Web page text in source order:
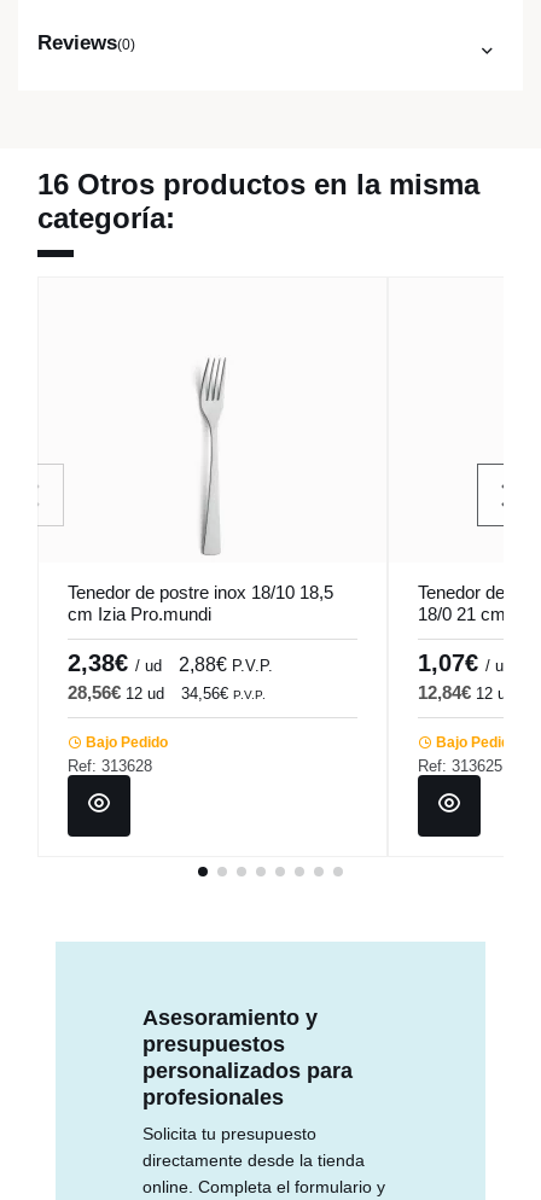
Reviews(0)
16 Otros productos en la misma
categoría:
Tenedor de postre inox 18/10 18,5
cm Izia Pro.mundi
2,38€ / ud 2,88€ P.V.P.
28,56€ 12 ud 34,56€ P.V.P.
Bajo Pedido
Ref: 313628
Tenedor de
18/0 21 cm
1,07€ / ud
12,84€ 12 ud
Bajo Pedido
Ref: 313625
Asesoramiento y
presupuestos
personalizados para
profesionales
Solicita tu presupuesto
directamente desde la tienda
online. Completa el formulario y